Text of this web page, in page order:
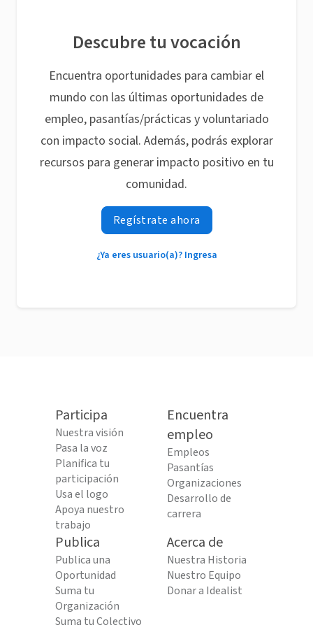
Descubre tu vocación
Encuentra oportunidades para cambiar el
mundo con las últimas oportunidades de
empleo, pasantías/prácticas y voluntariado
con impacto social. Además, podrás explorar
recursos para generar impacto positivo en tu
comunidad.
Regístrate ahora
¿Ya eres usuario(a)? Ingresa
Participa
Nuestra visión
Pasa la voz
Planifica tu
participación
Usa el logo
Apoya nuestro
trabajo
Encuentra
empleo
Empleos
Pasantías
Organizaciones
Desarrollo de
carrera
Publica
Publica una
Oportunidad
Suma tu
Organización
Suma tu Colectivo
Acerca de
Nuestra Historia
Nuestro Equipo
Donar a Idealist